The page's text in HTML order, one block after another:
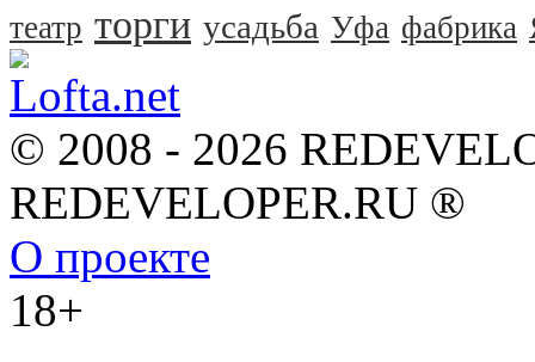
театр торги усадьба Уфа фабрика
© 2008 - 2026
REDEVELOPER.RU ®
О проекте
18+